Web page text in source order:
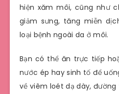
hiện xăm môi, cũng như
giảm sưng, tăng miễn
loại bệnh ngoài da ở môi.
Bạn có thể ăn trực tiếp
nước ép hay sinh tố để
về viêm loét dạ dày,